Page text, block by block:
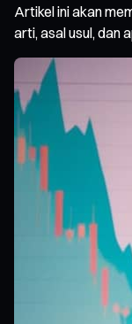
Artikel ini akan
arti, asal usul, dan